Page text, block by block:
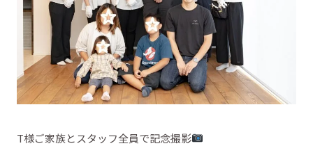
T様ご家族とスタッフ全員で記念撮影